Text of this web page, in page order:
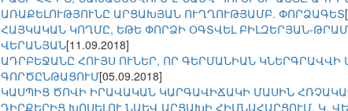
ԱՌԱՔԵԼՈՒԹՅՈՒՆԸ ԱՐՑԱԽՅԱՆ ՈՒՂՂՈՒԹՅԱՄԲ. ՓՈՐՁԱԳԵՏ
ՀԱՅԿԱԿԱՆ ԿՈՂՄԸ, ԵԹԵ ՓՈՐՁԻ ՕԳՏՎԵԼ ԲԻԼԶԵՐՅԱՆ-
ՎԵՐԱՆՅԱՆ[11.09.2018]
ԱԴՐԲԵՋԱՆԸ ՀՈՒՅՍ ՈՒՆԵՐ, ՈՐ ԳԵՐՄԱՆԻԱՆ
ԳՈՐԾԸՆԹԱՑՈՒՄ[05.09.2018]
ԿԱՍՊԻՑ ԾՈՎԻ ԻՐԱՎԱԿԱՆ ԿԱՐԳԱՎԻՃԱԿԻ ՄԱՍԻՆ
ԴԻՐՔԵՐԻՑ ԽՈՍԵԼՈՒ ՆԱԵՎ ԱՐՑԱԽԻ ՀԻՄՆԱՀԱՐՑՈՒՄ. Կ.